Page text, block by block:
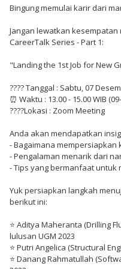
Bingung memulai karir dari
Jangan lewatkan
CareerTalk Series - Part 1:
"Landing the 1st Job for New
???? Tanggal : Sabtu, 07
⏰ Waktu : 13.00 - 15.00 WIB
????Lokasi : Zoom Meeting
Anda akan mendapatkan
- Bagaimana mempersiapkan
- Pengalaman menarik dari
- Tips yang bermanfaat untuk
Yuk persiapkan langkah
berikut ini:
⭐ Aditya Maheranta (Drilling
lulusan UGM 2023
⭐ Putri Angelica (Structural
⭐ Danang Rahmatullah